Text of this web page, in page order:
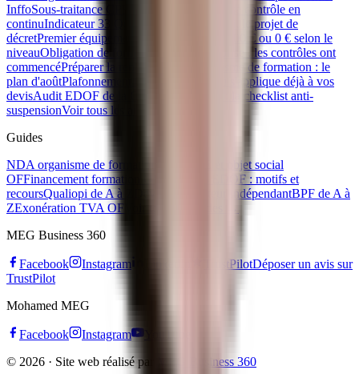
InffoSous-traitance CPF : la règle des 80/20 se contrôle en
continuIndicateur 33 Qualiopi : ce que prévoit le projet de
décretPremier équipement apprenti : 500 €, 300 € ou 0 € selon le
niveauObligation de formation IA en entreprise : les contrôles ont
commencéPréparer la rentrée de son organisme de formation : le
plan d'aoûtPlafonnement CPF 2026 : ce qui s'applique déjà à vos
devisAudit EDOF de la Caisse des Dépôts : la checklist anti-
suspensionVoir tous les articles →
Guides
NDA organisme de formation
Code APE et objet social
OFFinancement formation OPCO
Refus EDOF : motifs et
recoursQualiopi de A à Z Devenir formateur indépendantBPF de A à
ZExonération TVA OF
MEG Business 360
Facebook Instagram TrustPilotDéposer un avis sur
TrustPilot
Mohamed MEG
Facebook Instagram
© 2026 · Site web réalisé par
MEG Business 360